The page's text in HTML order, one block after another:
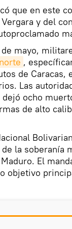
que en este
y del
mayo,
,
de Caracas,
Las
ocho
de alto
la soberanía
El
objetivo